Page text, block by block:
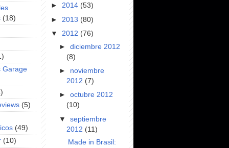
(18)
Garage
(5)
(49)
(10)
► 2014 (53)
► 2013 (80)
▼ 2012 (76)
►diciembre 2012
(8)
► noviembre
2012 (7)
►octubre 2012
(10)
▼septiembre
2012 (11)
Made in Brasil: